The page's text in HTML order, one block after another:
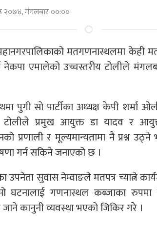
२०७४, मंगलबार ००:००
मतगणनास्थलमा केही
एमालेको उच्चस्तरीय टोलीले
पुगी सो पार्टीका अध्यक्ष केपी शर्मा
टोलीले प्रमुख आयुक्त डा यादव र
प्रणाली र मूल्यमान्यतामा नै प्रश्न
गर्न सकिने जनाएको छ ।
सुवास नेम्वाङले मतपत्र च्यात्ने
घटनालाई गणनास्थल कब्जाका
जाने कानुनी व्यवस्था भएको जिकिर गरे ।